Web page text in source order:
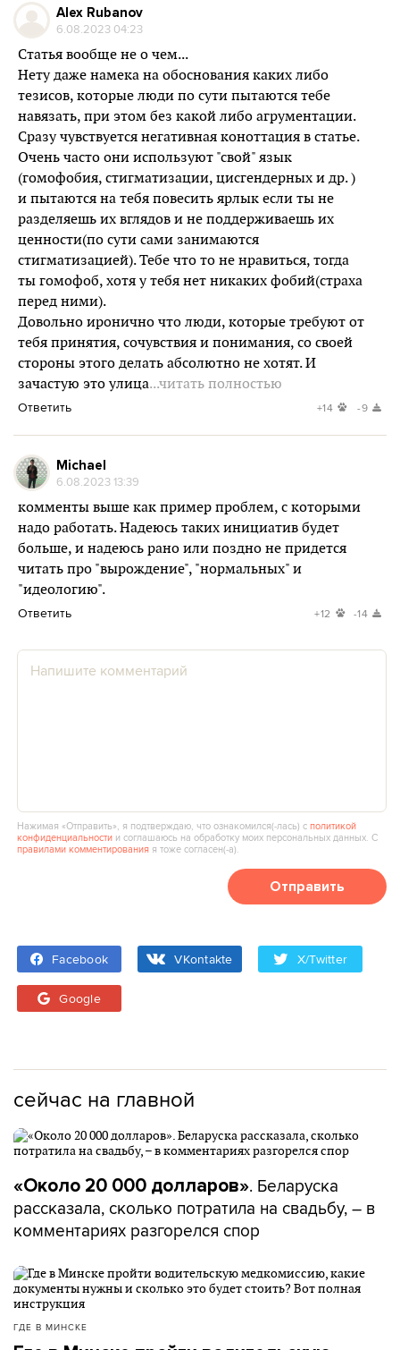
Alex Rubanov
6.08.2023 04:23
Статья вообще не о чем...
Нету даже намека на обоснования каких либо
тезисов, которые люди по сути пытаются тебе
навязать, при этом без какой либо агрументации.
Сразу чувствуется негативная коноттация в статье.
Очень часто они используют "свой" язык
(гомофобия, стигматизации, цисгендерных и др. )
и пытаются на тебя повесить ярлык если ты не
разделяешь их вглядов и не поддерживаешь их
ценности(по сути сами занимаются
стигматизацией). Тебе что то не нравиться, тогда
ты гомофоб, хотя у тебя нет никаких фобий(страха
перед ними).
Довольно иронично что люди, которые требуют от
тебя принятия, сочувствия и понимания, со своей
стороны этого делать абсолютно не хотят. И
зачастую это улица...читать полностью
Ответить +14 -9
Michael
6.08.2023 13:39
комменты выше как пример проблем, с которыми
надо работать. Надеюсь таких инициатив будет
больше, и надеюсь рано или поздно не придется
читать про "вырождение", "нормальных" и
"идеологию".
Ответить +12 -14
Нажимая «Отправить», я подтверждаю, что ознакомился(‑лась) сполитикой
конфиденциальности и соглашаюсь на обработку моих персональных данных. С
правилами комментирования я тоже согласен(‑а).
Отправить
Facebook VKontakte X/Twitter
Google
сейчас на главной
«Около 20 000 долларов». Беларуска
рассказала, сколько потратила на свадьбу, – в
комментариях разгорелся спор
ГДЕ В МИНСКЕ